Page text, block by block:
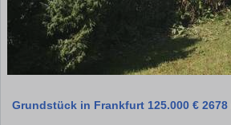
Grundstück in Frankfurt 125.000 € 2678